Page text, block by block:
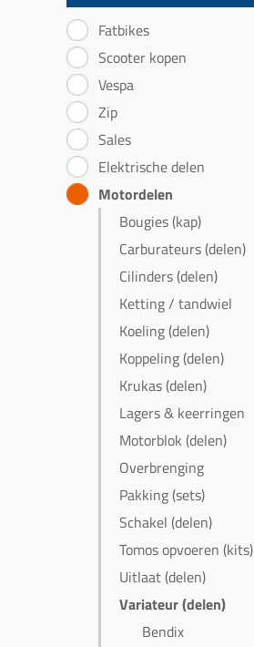
Fatbikes
Scooter kopen
Vespa
Zip
Sales
Elektrische delen
Motordelen
Bougies (kap)
Carburateurs (delen)
Cilinders (delen)
Ketting / tandwiel
Koeling (delen)
Koppeling (delen)
Krukas (delen)
Lagers & keerringen
Motorblok (delen)
Overbrenging
Pakking (sets)
Schakel (delen)
Tomos opvoeren (kits)
Uitlaat (delen)
Variateur (delen)
Bendix